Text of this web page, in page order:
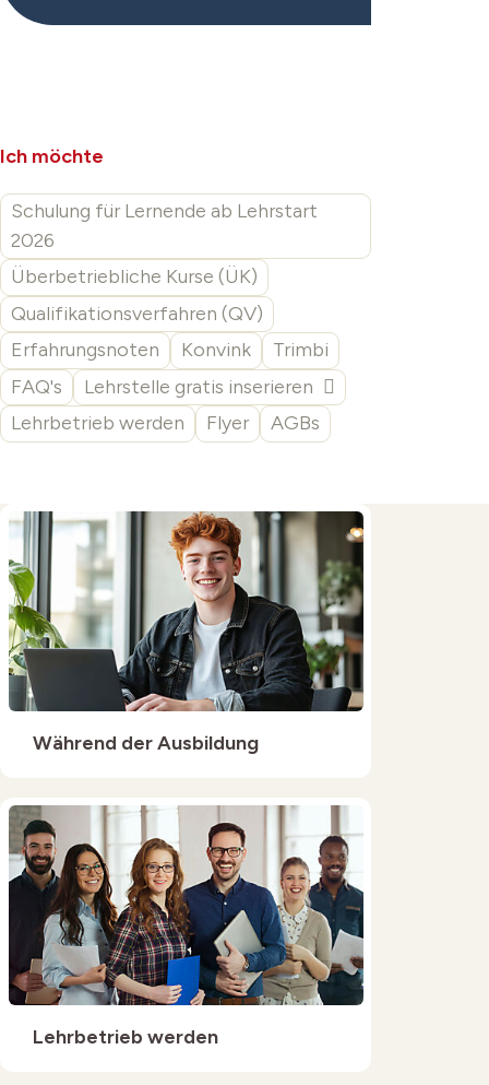
Ich möchte
Schulung für Lernende ab Lehrstart
2026
Überbetriebliche Kurse (ÜK)
Qualifikationsverfahren (QV)
Erfahrungsnoten
Konvink
Trimbi
FAQ's
Lehrstelle gratis inserieren
Lehrbetrieb werden
Flyer AGBs
Schnellzugriff
Während der Ausbildung
Lehrbetrieb werden